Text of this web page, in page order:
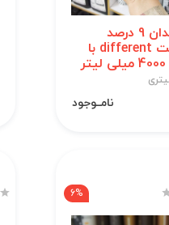
اکسیدان 9 درصد
دیفرنت different با
نامــوجود
6%